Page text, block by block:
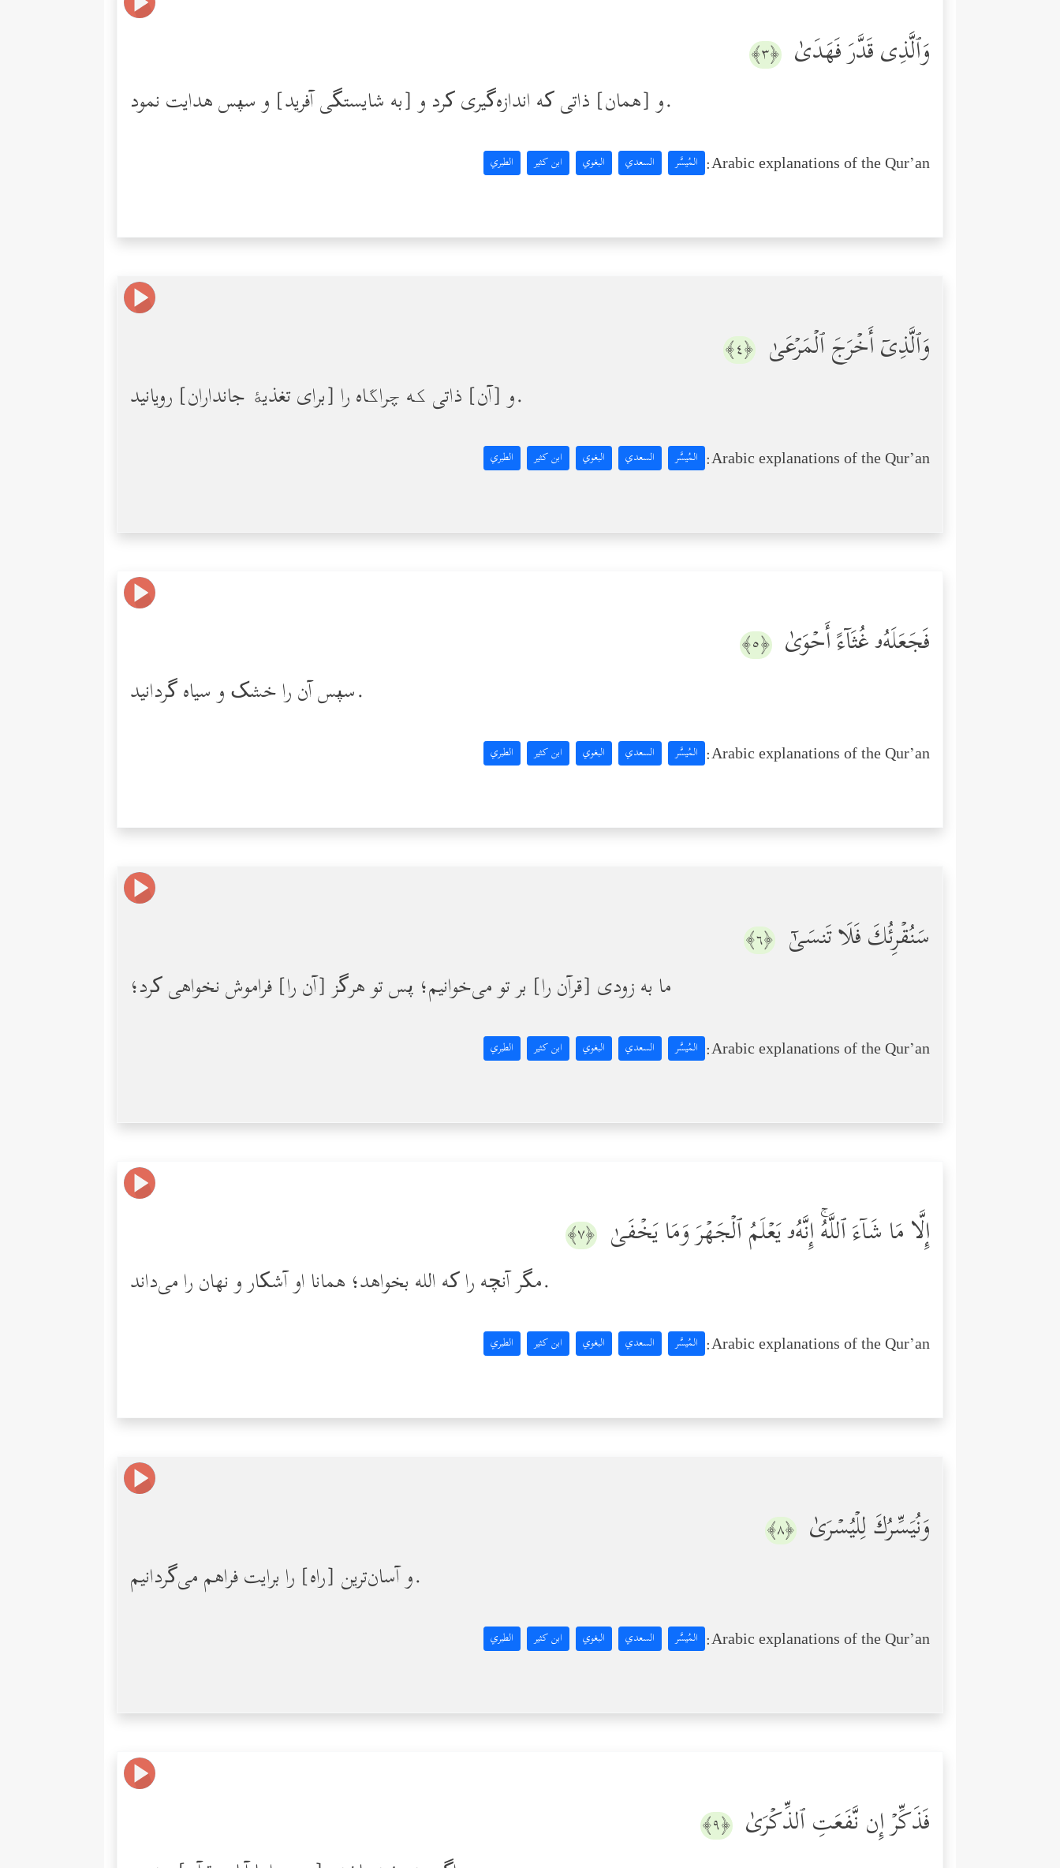
وَٱلَّذِی قَدَّرَ فَهَدَىٰ ﴿٣﴾
و [همان] ذاتی‌ که اندازه‌گیری کرد و [به شایستگی آفرید] و سپس هدایت نمود.
Arabic explanations of the Qur’an: المُيسَّر السعدي البغوي ابن كثير الطبري
وَٱلَّذِیۤ أَخۡرَجَ ٱلۡمَرۡعَىٰ ﴿٤﴾
و [آن] ذاتی‌ که چراگاه را [برای تغذیۀ جانداران] رویانید.
Arabic explanations of the Qur’an: المُيسَّر السعدي البغوي ابن كثير الطبري
فَجَعَلَهُۥ غُثَاۤءً أَحۡوَىٰ ﴿٥﴾
سپس آن را خشک و سیاه گردانید.
Arabic explanations of the Qur’an: المُيسَّر السعدي البغوي ابن كثير الطبري
سَنُقۡرِئُكَ فَلَا تَنسَىٰۤ ﴿٦﴾
ما به زودی [قرآن را] بر تو می‌خوانیم؛ پس تو هرگز [آن را] فراموش نخواهی کرد؛
Arabic explanations of the Qur’an: المُيسَّر السعدي البغوي ابن كثير الطبري
إِلَّا مَا شَاۤءَ ٱللَّهُۚ إِنَّهُۥ یَعۡلَمُ ٱلۡجَهۡرَ وَمَا یَخۡفَىٰ ﴿٧﴾
مگر آنچه را که الله بخواهد؛ همانا او آشکار و نهان را می‌داند.
Arabic explanations of the Qur’an: المُيسَّر السعدي البغوي ابن كثير الطبري
وَنُیَسِّرُكَ لِلۡیُسۡرَىٰ ﴿٨﴾
و آسان‌ترین [راه‌] را برایت فراهم مى‌گردانیم.
Arabic explanations of the Qur’an: المُيسَّر السعدي البغوي ابن كثير الطبري
فَذَكِّرۡ إِن نَّفَعَتِ ٱلذِّكۡرَىٰ ﴿٩﴾